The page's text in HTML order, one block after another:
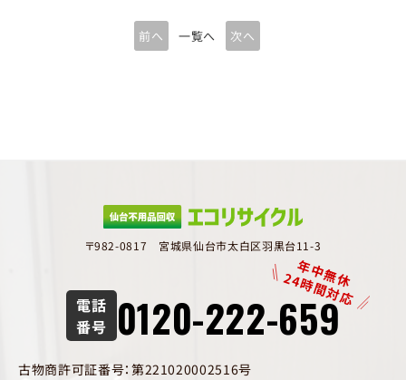
前へ 一覧へ 次へ
〒982-0817 宮城県仙台市太白区羽黒台11-3
電話
番号 0120-222-659
年中無休
24時間対応
古物商許可証番号：第221020002516号